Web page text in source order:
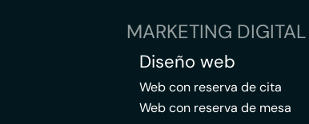
MARKETING DIGITAL
Diseño web
Web con reserva de cita
Web con reserva de mesa